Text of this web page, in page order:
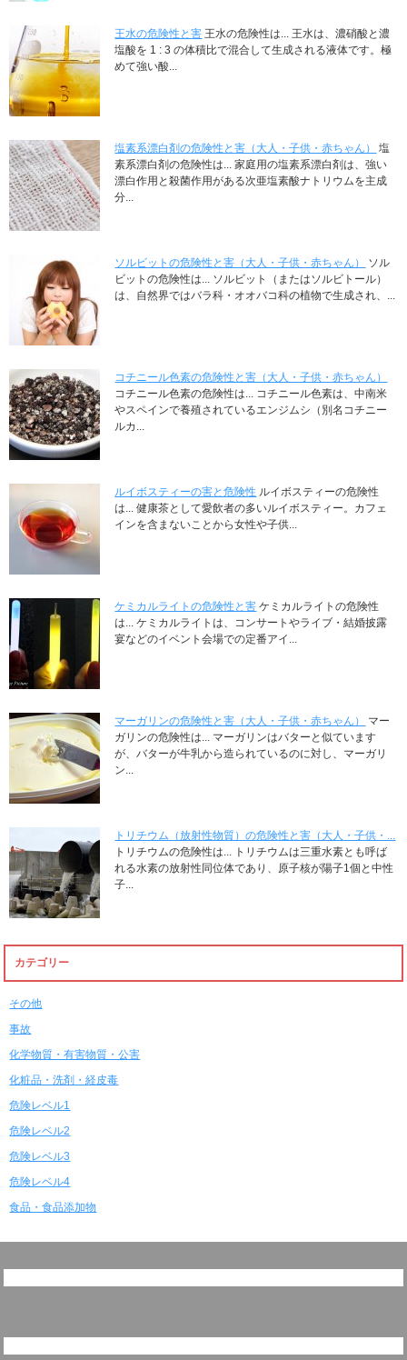
王水の危険性と害 王水の危険性は... 王水は、濃硝酸と濃
塩酸を 1 : 3 の体積比で混合して生成される液体です。極
めて強い酸...
塩素系漂白剤の危険性と害（大人・子供・赤ちゃん）
塩
素系漂白剤の危険性は... 家庭用の塩素系漂白剤は、強い
漂白作用と殺菌作用がある次亜塩素酸ナトリウムを主成
分...
ソルビットの危険性と害（大人・子供・赤ちゃん）
ソル
ビットの危険性は... ソルビット（またはソルビトール）
は、自然界ではバラ科・オオバコ科の植物で生成され、...
コチニール色素の危険性と害（大人・子供・赤ちゃん）
コチニール色素の危険性は... コチニール色素は、中南米
やスペインで養殖されているエンジムシ（別名コチニー
ルカ...
ルイボスティーの害と危険性 ルイボスティーの危険性
は... 健康茶として愛飲者の多いルイボスティー。カフェ
インを含まないことから女性や子供...
ケミカルライトの危険性と害 ケミカルライトの危険性
は... ケミカルライトは、コンサートやライブ・結婚披露
宴などのイベント会場での定番アイ...
マーガリンの危険性と害（大人・子供・赤ちゃん）
マー
ガリンの危険性は... マーガリンはバターと似ています
が、バターが牛乳から造られているのに対し、マーガリ
ン...
トリチウム（放射性物質）の危険性と害（大人・子供・...
トリチウムの危険性は... トリチウムは三重水素とも呼ば
れる水素の放射性同位体であり、原子核が陽子1個と中性
子...
カテゴリー
その他
事故
化学物質・有害物質・公害
化粧品・洗剤・経皮毒
危険レベル1
危険レベル2
危険レベル3
危険レベル4
食品・食品添加物